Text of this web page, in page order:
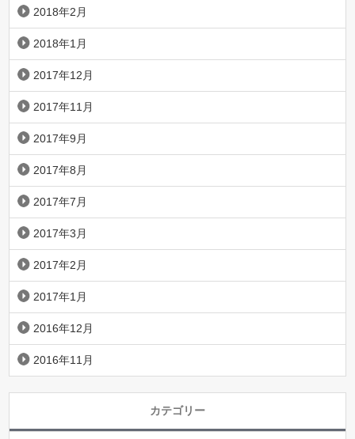
2018年2月
2018年1月
2017年12月
2017年11月
2017年9月
2017年8月
2017年7月
2017年3月
2017年2月
2017年1月
2016年12月
2016年11月
カテゴリー